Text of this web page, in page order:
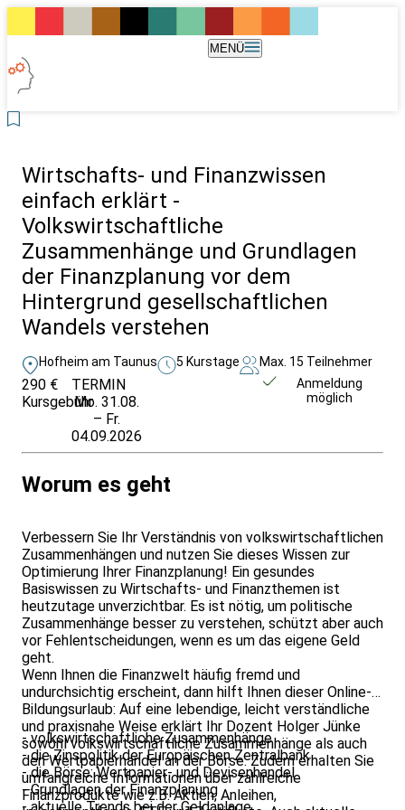
MENÜ
Wirtschafts- und Finanzwissen
einfach erklärt -
Volkswirtschaftliche
Zusammenhänge und Grundlagen
der Finanzplanung vor dem
Hintergrund gesellschaftlichen
Wandels verstehen
Hofheim am Taunus 5 Kurstage Max. 15 Teilnehmer
290 €
Kursgebühr
TERMIN
Mo. 31.08.
– Fr.
04.09.2026
Anmeldung
möglich
Worum es geht
Verbessern Sie Ihr Verständnis von volkswirtschaftlichen
Zusammenhängen und nutzen Sie dieses Wissen zur
Optimierung Ihrer Finanzplanung! Ein gesundes
Basiswissen zu Wirtschafts- und Finanzthemen ist
heutzutage unverzichtbar. Es ist nötig, um politische
Zusammenhänge besser zu verstehen, schützt aber auch
vor Fehlentscheidungen, wenn es um das eigene Geld
geht.
Wenn Ihnen die Finanzwelt häufig fremd und
undurchsichtig erscheint, dann hilft Ihnen dieser Online-
Bildungsurlaub: Auf eine lebendige, leicht verständliche
und praxisnahe Weise erklärt Ihr Dozent Holger Jünke
sowohl volkswirtschaftliche Zusammenhänge als auch
den Wertpapierhandel an der Börse. Zudem erhalten Sie
umfangreiche Informationen über zahlreiche
Finanzprodukte wie z.B. Aktien, Anleihen,
- volkswirtschaftliche Zusammenhänge
- die Zinspolitik der Europäischen Zentralbank
- die Börse: Wertpapier- und Devisenhandel
- Grundlagen der Finanzplanung